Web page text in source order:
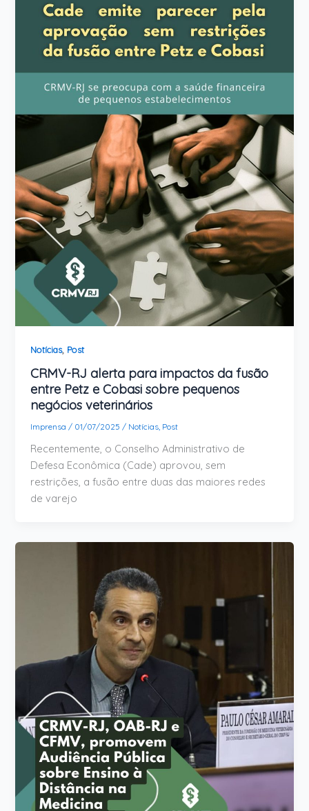
Notícias, Post
CRMV-RJ alerta para impactos da fusão
entre Petz e Cobasi sobre pequenos
negócios veterinários
Imprensa/ 01/07/2025/ Notícias, Post
Recentemente, o Conselho Administrativo de
Defesa Econômica (Cade) aprovou, sem
restrições, a fusão entre duas das maiores redes
de varejo